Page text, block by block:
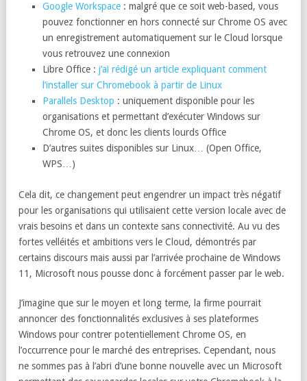
Google Workspace : malgré que ce soit web-based, vous
pouvez fonctionner en hors connecté sur Chrome OS avec
un enregistrement automatiquement sur le Cloud lorsque
vous retrouvez une connexion
Libre Office : j’ai rédigé un article expliquant comment
l’installer sur Chromebook à partir de Linux
Parallels Desktop : uniquement disponible pour les
organisations et permettant d’exécuter Windows sur
Chrome OS, et donc les clients lourds Office
D’autres suites disponibles sur Linux… (Open Office,
WPS…)
Cela dit, ce changement peut engendrer un impact très négatif
pour les organisations qui utilisaient cette version locale avec de
vrais besoins et dans un contexte sans connectivité. Au vu des
fortes velléités et ambitions vers le Cloud, démontrés par
certains discours mais aussi par l’arrivée prochaine de Windows
11, Microsoft nous pousse donc à forcément passer par le web.
J’imagine que sur le moyen et long terme, la firme pourrait
annoncer des fonctionnalités exclusives à ses plateformes
Windows pour contrer potentiellement Chrome OS, en
l’occurrence pour le marché des entreprises. Cependant, nous
ne sommes pas à l’abri d’une bonne nouvelle avec un Microsoft